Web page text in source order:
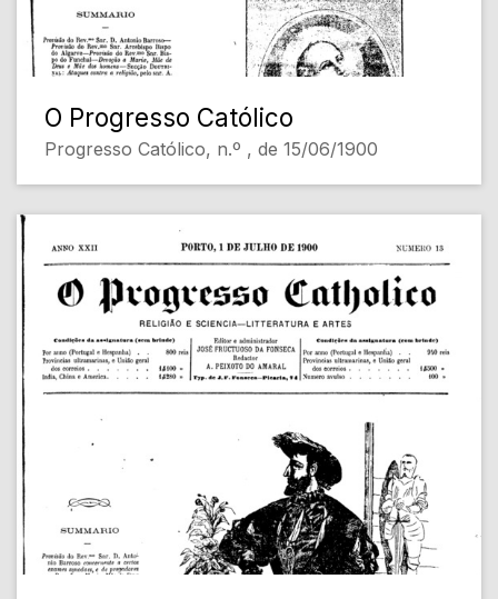
O Progresso Católico
Progresso Católico, n.º , de 15/06/1900